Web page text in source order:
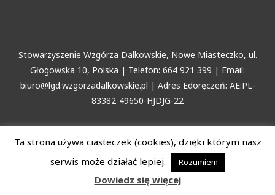
Stowarzyszenie Wzgórza Dalkowskie, Nowe Miasteczko, ul.
Głogowska 10, Polska | Telefon: 664 921 399 | Email:
biuro@lgd.wzgorzadalkowskie.pl | Adres Edoręczeń: AE:PL-
83382-49650-HJDJG-22
Ta strona używa ciasteczek (cookies), dzięki którym nasz
serwis może działać lepiej.
Rozumiem
Dowiedz się więcej